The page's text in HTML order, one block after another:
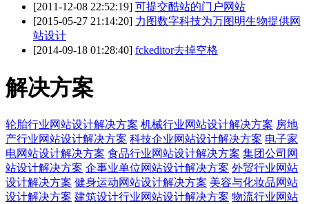
[2011-12-08 22:52:19] 可提交酷站的门户网站
[2015-05-27 21:14:20] 力图数字科技为万图明生物提供网
站设计
[2014-09-18 01:28:40] fckeditor去掉空格
解决方案
轮胎行业网站设计解决方案 机械行业网站设计解决方案 房地
产行业网站设计解决方案 科技企业网站设计解决方案 电子家
电网站设计解决方案 食品行业网站设计解决方案 集团公司网
站设计解决方案 企事业单位网站设计解决方案 外贸行业网站
设计解决方案 健身运动网站设计解决方案 美容与化妆品网站
设计解决方案 建筑设计行业网站设计解决方案 物流行业网站